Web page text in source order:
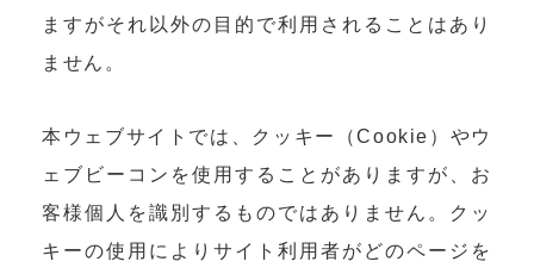
ますがそれ以外の目的で利用されることはあり
ません。
本ウェブサイトでは、クッキー（Cookie）やウ
ェブビーコンを使用することがありますが、お
客様個人を識別するものではありません。クッ
キーの使用によりサイト利用者がどのページを